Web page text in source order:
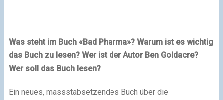
Was steht im Buch «Bad Pharma»? Warum ist es wichtig
das Buch zu lesen? Wer ist der Autor Ben Goldacre?
Wer soll das Buch lesen?
Ein neues, massstabsetzendes Buch über die